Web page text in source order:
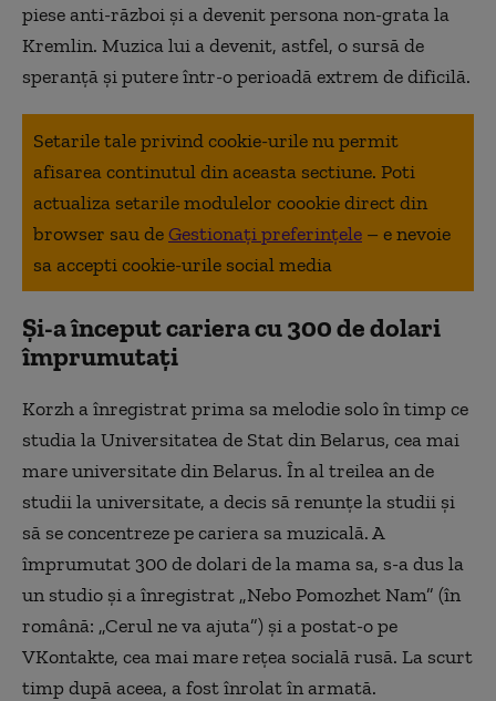
piese anti-război şi a devenit persona non-grata la
Kremlin. Muzica lui a devenit, astfel, o sursă de
speranţă şi putere într-o perioadă extrem de dificilă.
Setarile tale privind cookie-urile nu permit
afisarea continutul din aceasta sectiune. Poti
actualiza setarile modulelor coookie direct din
browser sau deGestionați preferințele – e nevoie
sa accepti cookie-urile social media
Și-a început cariera cu 300 de dolari
împrumutați
Korzh a înregistrat prima sa melodie solo în timp ce
studia la Universitatea de Stat din Belarus, cea mai
mare universitate din Belarus. În al treilea an de
studii la universitate, a decis să renunţe la studii şi
să se concentreze pe cariera sa muzicală. A
împrumutat 300 de dolari de la mama sa, s-a dus la
un studio şi a înregistrat „Nebo Pomozhet Nam” (în
română: „Cerul ne va ajuta”) şi a postat-o pe
VKontakte, cea mai mare reţea socială rusă. La scurt
timp după aceea, a fost înrolat în armată.